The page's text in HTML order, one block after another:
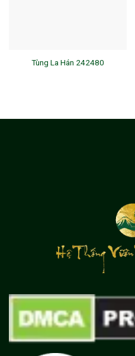
Tùng La Hán 242480